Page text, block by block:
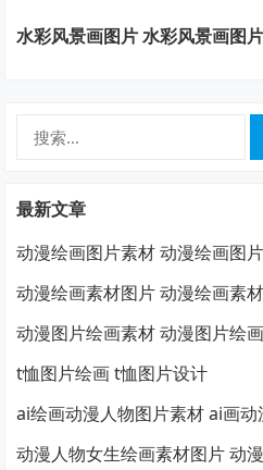
水彩风景画图片 水彩风景画图
最新文章
动漫绘画图片素材 动漫绘画图
动漫绘画素材图片 动漫绘画素
动漫图片绘画素材 动漫图片绘
t恤图片绘画 t恤图片设计
ai绘画动漫人物图片素材 ai画动
动漫人物女生绘画素材图片 动